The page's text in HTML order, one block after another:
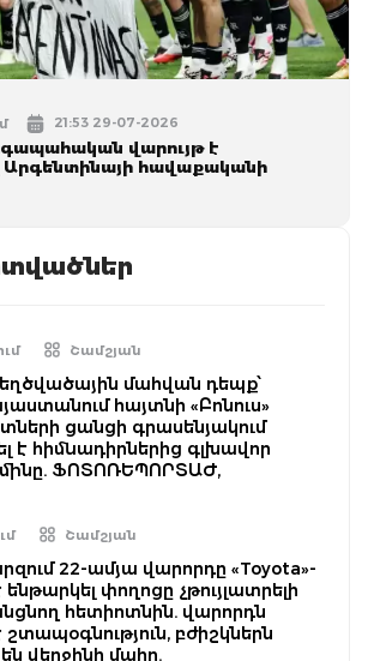
21:53 29-07-2026
վարույթ է
Արգենտինայի հավաքականի
Շամշյան
մահվան դեպք՝
հայտնի «Բոնուս»
ցանցի գրասենյակում
է հիմնադիրներից գլխավոր
ՖՈՏՈՌԵՊՈՐՏԱԺ,
Շամշյան
22-ամյա վարորդը «Toyota»-
փողոցը չթույլատրելի
հետիոտնին. վարորդն
բժիշկներն
վերջինի մահը.